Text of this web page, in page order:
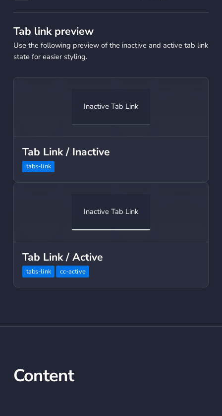
Tab link preview
Use the following preview of the inactive and active tab link
state for easier styling.
Inactive Tab Link
Tab Link / Inactive
tabs-link
Inactive Tab Link
Tab Link / Active
tabs-link cc-active
Content